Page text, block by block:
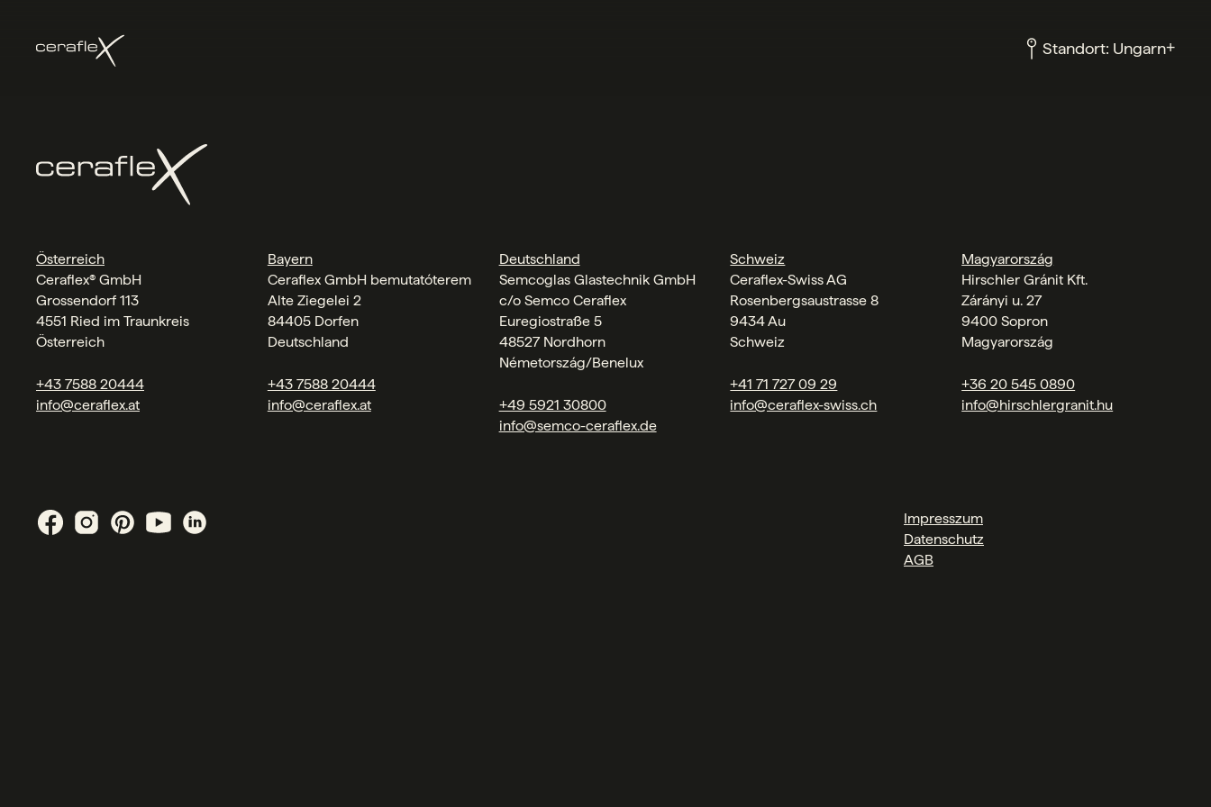
Standort: Ungarn+
Österreich
Ceraflex® GmbH
Grossendorf 113
4551 Ried im Traunkreis
Österreich
+43 7588 20444
info@ceraflex.at
Bayern
Ceraflex GmbH bemutatóterem
Alte Ziegelei 2
84405 Dorfen
Deutschland
+43 7588 20444
info@ceraflex.at
Deutschland
Semcoglas Glastechnik GmbH
c/o Semco Ceraflex
Euregiostraße 5
48527 Nordhorn
Németország/Benelux
+49 5921 30800
info@semco-ceraflex.de
Schweiz
Ceraflex-Swiss AG
Rosenbergsaustrasse 8
9434 Au
Schweiz
+41 71 727 09 29
info@ceraflex-swiss.ch
Magyarország
Hirschler Gránit Kft.
Zárányi u. 27
9400 Sopron
Magyarország
+36 20 545 0890
info@hirschlergranit.hu
Impresszum
Datenschutz
AGB